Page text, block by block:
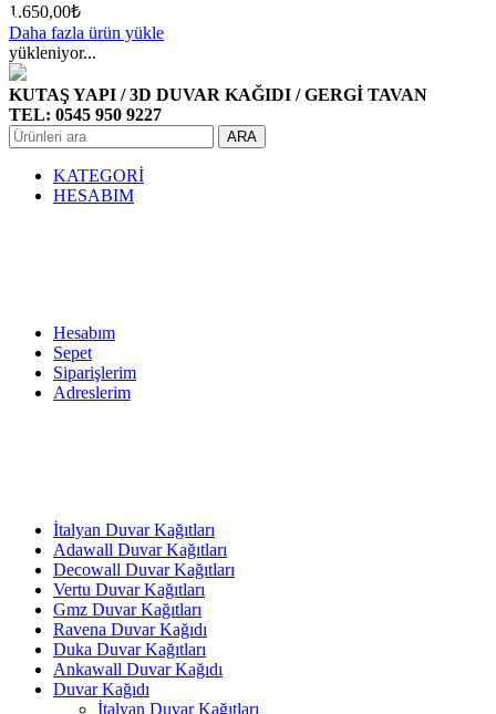
1.650,00₺
Daha fazla ürün yükle
yükleniyor...
KUTAŞ YAPI / 3D DUVAR KAĞIDI / GERGİ TAVAN
TEL: 0545 950 9227
ARA
KATEGORİ
HESABIM
Hesabım
Sepet
Siparişlerim
Adreslerim
İtalyan Duvar Kağıtları
Adawall Duvar Kağıtları
Decowall Duvar Kağıtları
Vertu Duvar Kağıtları
Gmz Duvar Kağıtları
Ravena Duvar Kağıdı
Duka Duvar Kağıtları
Ankawall Duvar Kağıdı
Duvar Kağıdı
İtalyan Duvar Kağıtları